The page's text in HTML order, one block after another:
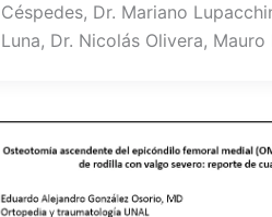
Céspedes, Dr. Mariano
Luna, Dr. Nicolás Olivera, Mauro